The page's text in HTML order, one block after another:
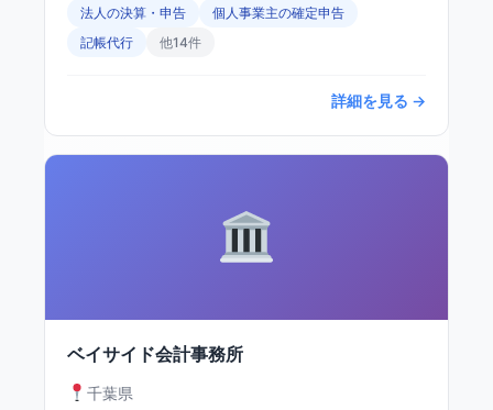
法人の決算・申告
個人事業主の確定申告
記帳代行
他14件
詳細を見る →
ベイサイド会計事務所
千葉県